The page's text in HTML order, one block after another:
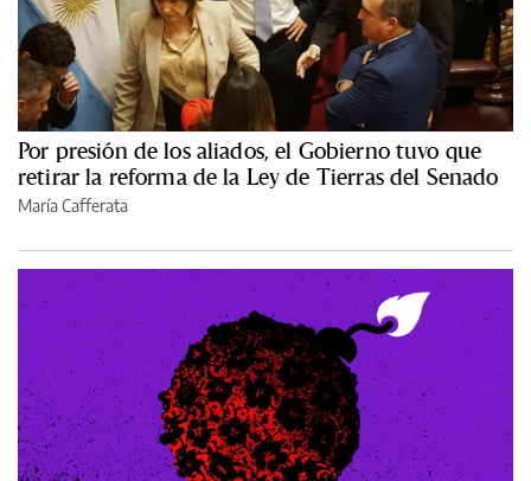
Por presión de los aliados, el Gobierno tuvo que
retirar la reforma de la Ley de Tierras del Senado
María Cafferata